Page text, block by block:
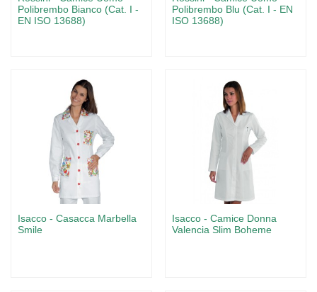
Polibrembo Bianco (Cat. I -
EN ISO 13688)
Polibrembo Blu (Cat. I - EN
ISO 13688)
Isacco - Casacca Marbella
Smile
Isacco - Camice Donna
Valencia Slim Boheme